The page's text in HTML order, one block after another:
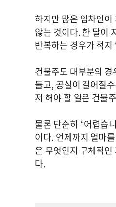
하지만 많은 임차인
않는 것이다. 한 달이
반복하는 경우가 적
건물주도 대부분의
들고, 공실이 길어질
저 해야 할 일은 건물
물론 단순히 “어렵습
이다. 언제까지 얼마
은 무엇인지 구체적
다.